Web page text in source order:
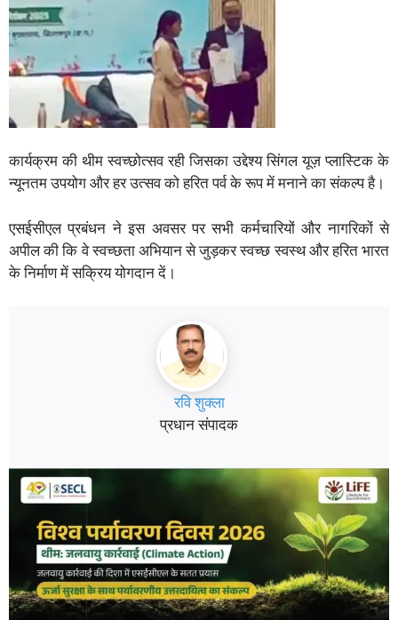
कार्यक्रम की थीम स्वच्छोत्सव रही जिसका उद्देश्य सिंगल यूज़ प्लास्टिक के
न्यूनतम उपयोग और हर उत्सव को हरित पर्व के रूप में मनाने का संकल्प है।
एसईसीएल प्रबंधन ने इस अवसर पर सभी कर्मचारियों और नागरिकों से
अपील की कि वे स्वच्छता अभियान से जुड़कर स्वच्छ स्वस्थ और हरित भारत
के निर्माण में सक्रिय योगदान दें।
रवि शुक्ला
प्रधान संपादक